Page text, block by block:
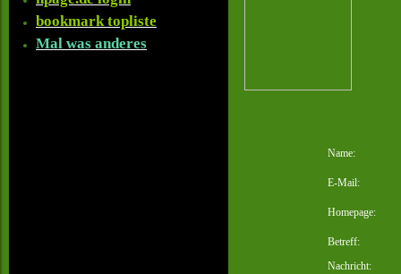
bookmark topliste
Mal was anderes
Name:
E-Mail:
Homepage:
Betreff:
Nachricht: